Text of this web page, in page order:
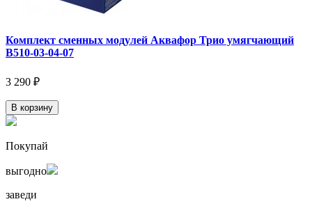
Комплект сменных модулей Аквафор Трио умягчающий
В510-03-04-07
3 290 ₽
В корзину
Покупай
выгодно
заведи